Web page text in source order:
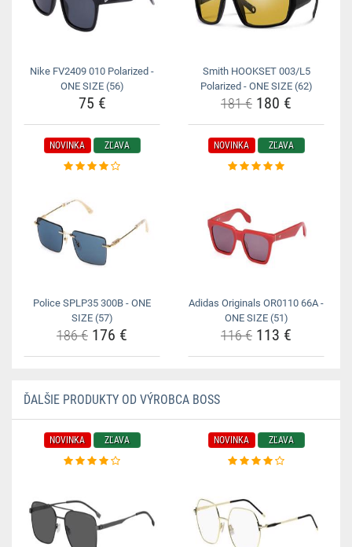
Nike FV2409 010 Polarized -
ONE SIZE (56)
75 €
Smith HOOKSET 003/L5
Polarized - ONE SIZE (62)
181 € 180 €
NOVINKA ZĽAVA
Police SPLP35 300B - ONE
SIZE (57)
186 € 176 €
NOVINKA ZĽAVA
Adidas Originals OR0110 66A -
ONE SIZE (51)
116 € 113 €
ĎALŠIE PRODUKTY OD VÝROBCA BOSS
NOVINKA ZĽAVA NOVINKA ZĽAVA